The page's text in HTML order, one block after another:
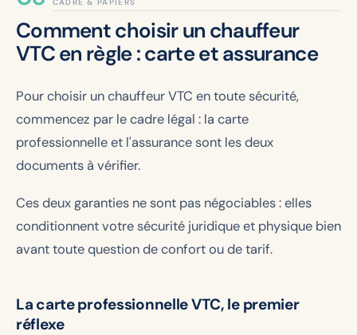
Comment choisir un chauffeur
VTC en règle : carte et assurance
Pour choisir un chauffeur VTC en toute sécurité,
commencez par le cadre légal : la carte
professionnelle et l'assurance sont les deux
documents à vérifier.
Ces deux garanties ne sont pas négociables : elles
conditionnent votre sécurité juridique et physique bien
avant toute question de confort ou de tarif.
La carte professionnelle VTC, le premier
réflexe